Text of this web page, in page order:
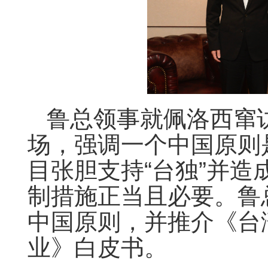
鲁总领事就佩洛西窜
场，强调一个中国原
目张胆支持“台独”并
制措施正当且必要。
中国原则，并推介《
业》白皮书。